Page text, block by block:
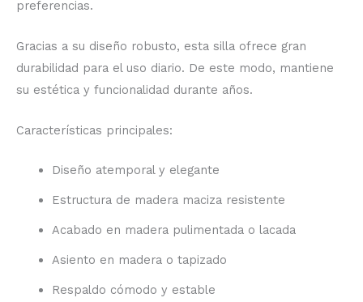
preferencias.
Gracias a su diseño robusto, esta silla ofrece gran
durabilidad para el uso diario. De este modo, mantiene
su estética y funcionalidad durante años.
Características principales:
Diseño atemporal y elegante
Estructura de madera maciza resistente
Acabado en madera pulimentada o lacada
Asiento en madera o tapizado
Respaldo cómodo y estable